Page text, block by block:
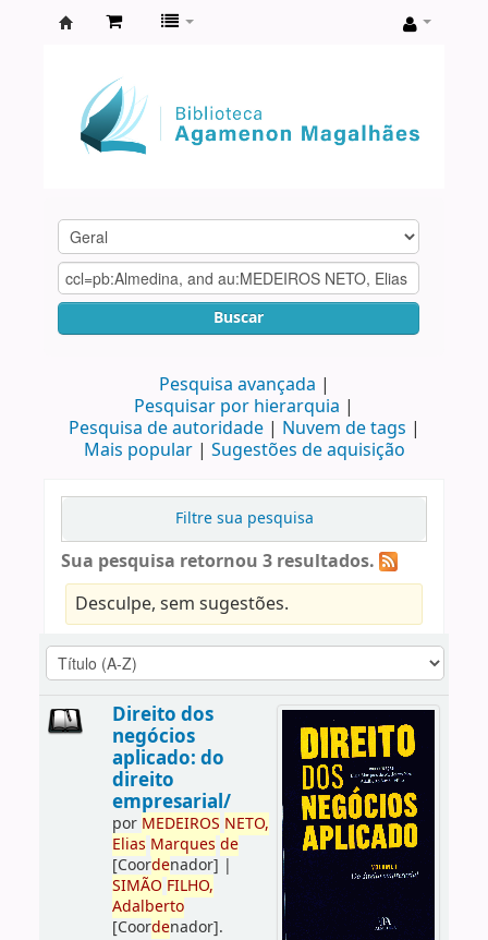
Agamenon
Magalhães
Buscar
Pesquisa avançada
Pesquisar por hierarquia
Pesquisa de autoridade
Nuvem de tags
Mais popular
Sugestões de aquisição
Filtre sua pesquisa
Sua pesquisa retornou 3 resultados.
Desculpe, sem sugestões.
Direito dos
negócios
aplicado: do
direito
empresarial/
por MEDEIROS NETO,
Elias Marques de
[Coordenador] |
SIMÃO FILHO,
Adalberto
[Coordenador].